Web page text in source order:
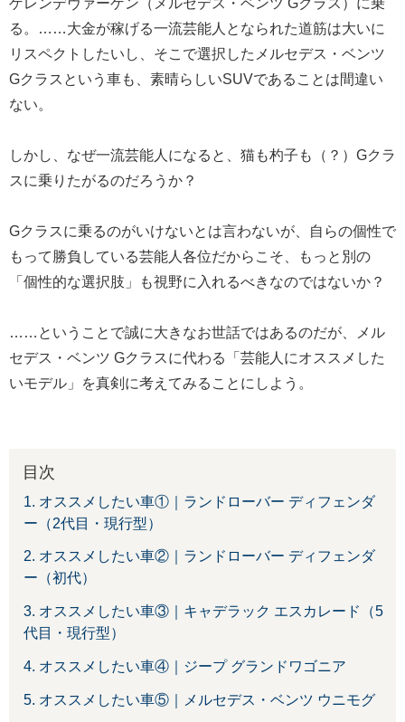
ゲレンデヴァーゲン（メルセデス・ベンツ Gクラス）に乗
る。……大金が稼げる一流芸能人となられた道筋は大いに
リスペクトしたいし、そこで選択したメルセデス・ベンツ
Gクラスという車も、素晴らしいSUVであることは間違い
ない。
しかし、なぜ一流芸能人になると、猫も杓子も（？）Gクラ
スに乗りたがるのだろうか？
Gクラスに乗るのがいけないとは言わないが、自らの個性で
もって勝負している芸能人各位だからこそ、もっと別の
「個性的な選択肢」も視野に入れるべきなのではないか？
……ということで誠に大きなお世話ではあるのだが、メル
セデス・ベンツ Gクラスに代わる「芸能人にオススメした
いモデル」を真剣に考えてみることにしよう。
目次
1. オススメしたい車①｜ランドローバー ディフェンダ
ー（2代目・現行型）
2. オススメしたい車②｜ランドローバー ディフェンダ
ー（初代）
3. オススメしたい車③｜キャデラック エスカレード（5
代目・現行型）
4. オススメしたい車④｜ジープ グランドワゴニア
5. オススメしたい車⑤｜メルセデス・ベンツ ウニモグ